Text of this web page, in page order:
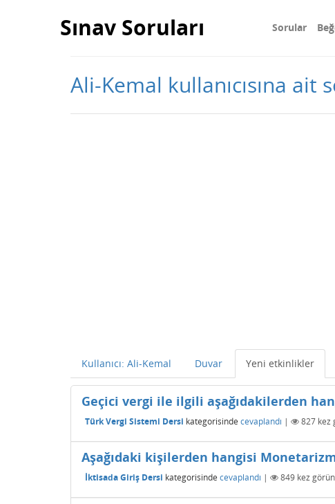
Sınav Soruları Sorular
Ali-Kemal kullanıcısına ait
Kullanıcı: Ali-Kemal Duvar Yeni etkinlikler
Geçici vergi ile ilgili aşağıdakilerden
Türk Vergi Sistemi Dersi kategorisinde cevaplandı | 827 kez
Aşağıdaki kişilerden hangisi
İktisada Giriş Dersi kategorisinde cevaplandı | 849 kez